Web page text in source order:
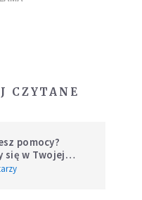
CZYTANE
pomocy?
się w Twojej